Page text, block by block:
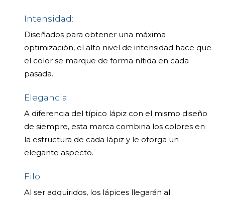
Intensidad:
Diseñados para obtener una máxima
optimización, el alto nivel de intensidad hace que
el color se marque de forma nítida en cada
pasada.
Elegancia:
A diferencia del típico lápiz con el mismo diseño
de siempre, esta marca combina los colores en
la estructura de cada lápiz y le otorga un
elegante aspecto.
Filo:
Al ser adquiridos, los lápices llegarán al